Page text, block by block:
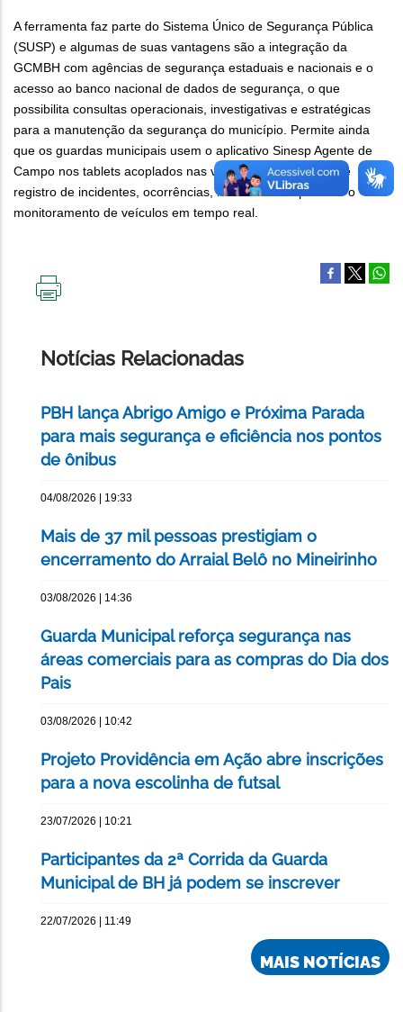
A ferramenta faz parte do Sistema Único de Segurança Pública
(SUSP) e algumas de suas vantagens são a integração da
GCMBH com agências de segurança estaduais e nacionais e o
acesso ao banco nacional de dados de segurança, o que
possibilita consultas operacionais, investigativas e estratégicas
para a manutenção da segurança do município. Permite ainda
que os guardas municipais usem o aplicativo Sinesp Agente de
Campo nos tablets acoplados nas viaturas, para consulta e
registro de incidentes, ocorrências, mandados de prisão e o
monitoramento de veículos em tempo real.
Notícias Relacionadas
PBH lança Abrigo Amigo e Próxima Parada
para mais segurança e eficiência nos pontos
de ônibus
04/08/2026 | 19:33
Mais de 37 mil pessoas prestigiam o
encerramento do Arraial Belô no Mineirinho
03/08/2026 | 14:36
Guarda Municipal reforça segurança nas
áreas comerciais para as compras do Dia dos
Pais
03/08/2026 | 10:42
Projeto Providência em Ação abre inscrições
para a nova escolinha de futsal
23/07/2026 | 10:21
Participantes da 2ª Corrida da Guarda
Municipal de BH já podem se inscrever
22/07/2026 | 11:49
MAIS NOTÍCIAS